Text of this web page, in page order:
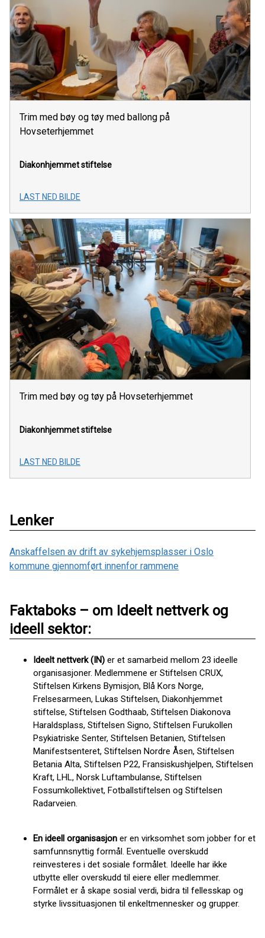
Trim med bøy og tøy med ballong på
Hovseterhjemmet
Diakonhjemmet stiftelse
LAST NED BILDE
Trim med bøy og tøy på Hovseterhjemmet
Diakonhjemmet stiftelse
LAST NED BILDE
Lenker
Anskaffelsen av drift av sykehjemsplasser i Oslo
kommune gjennomført innenfor rammene
Faktaboks – om Ideelt nettverk og
ideell sektor:
Ideelt nettverk (IN) er et samarbeid mellom 23 ideelle
organisasjoner. Medlemmene er Stiftelsen CRUX,
Stiftelsen Kirkens Bymisjon, Blå Kors Norge,
Frelsesarmeen, Lukas Stiftelsen, Diakonhjemmet
stiftelse, Stiftelsen Godthaab, Stiftelsen Diakonova
Haraldsplass, Stiftelsen Signo, Stiftelsen Furukollen
Psykiatriske Senter, Stiftelsen Betanien, Stiftelsen
Manifestsenteret, Stiftelsen Nordre Åsen, Stiftelsen
Betania Alta, Stiftelsen P22, Fransiskushjelpen, Stiftelsen
Kraft, LHL, Norsk Luftambulanse, Stiftelsen
Fossumkollektivet, Fotballstiftelsen og Stiftelsen
Radarveien.
En ideell organisasjon er en virksomhet som jobber for et
samfunnsnyttig formål. Eventuelle overskudd
reinvesteres i det sosiale formålet. Ideelle har ikke
utbytte eller overskudd til eiere eller medlemmer.
Formålet er å skape sosial verdi, bidra til fellesskap og
styrke livssituasjonen til enkeltmennesker og grupper.